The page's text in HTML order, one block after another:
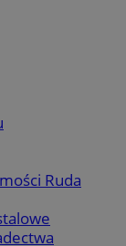
Ruda